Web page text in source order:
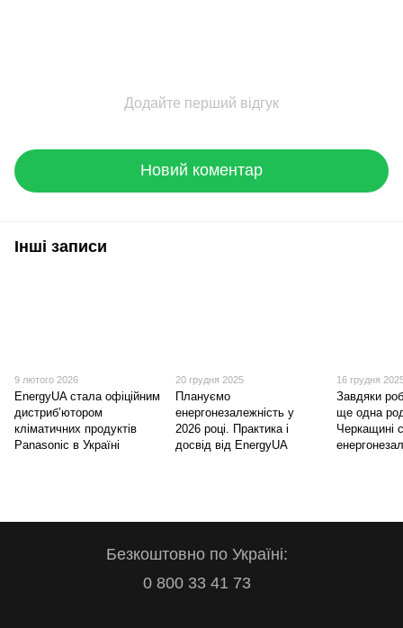
Додайте перший відгук
Новий коментар
Інші записи
9 лютого 2026
EnergyUA стала офіційним
дистриб’ютором
кліматичних продуктів
Panasonic в Україні
20 грудня 2025
Плануємо
енергонезалежність у
2026 році. Практика і
досвід від EnergyUA
16 грудня
Завдяки
ще одна
Черкащині
Безкоштовно по Україні:
0 800 33 41 73